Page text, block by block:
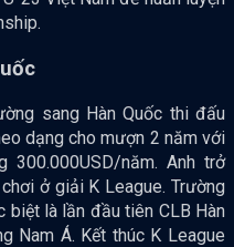
sang Hàn Quốc thi đấu
dạng cho mượn 2 năm với
300.000USD/năm. Anh trở
ở giải K League. Trường
biệt là lần đầu tiên CLB Hàn
Nam Á. Kết thúc K League